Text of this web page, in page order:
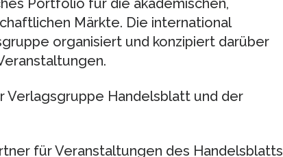
Portfolio für die akademischen,
Märkte. Die international
organisiert und konzipiert darüber
Verlagsgruppe Handelsblatt und der
für Veranstaltungen des Handelsblatts